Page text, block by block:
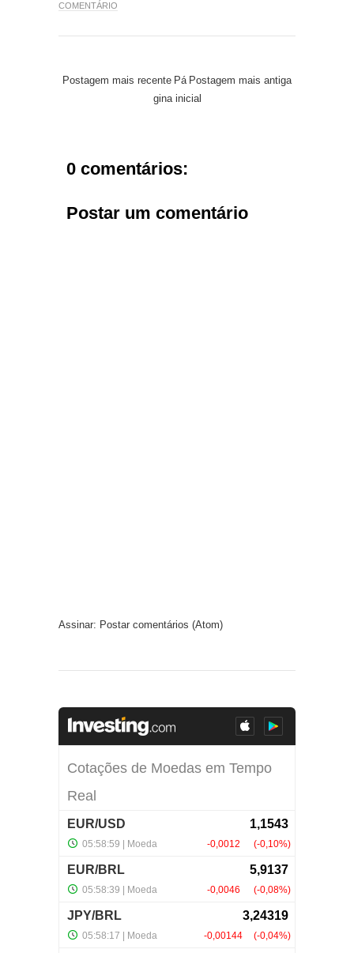
COMENTÁRIO
Postagem mais recente Postagem mais antiga
Pá
gina inicial
0 comentários:
Postar um comentário
Assinar: Postar comentários (Atom)